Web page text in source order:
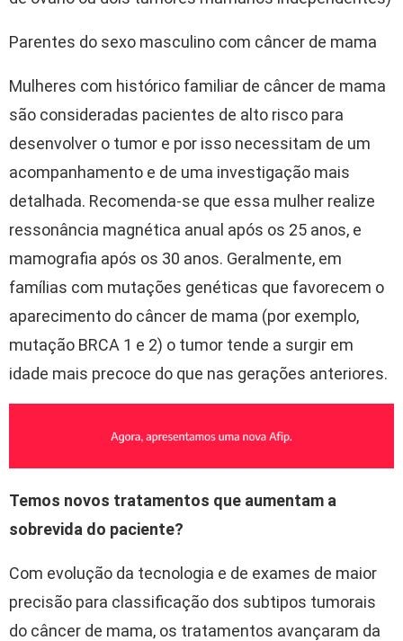
Parentes do sexo masculino com câncer de mama
Mulheres com histórico familiar de câncer de mama
são consideradas pacientes de alto risco para
desenvolver o tumor e por isso necessitam de um
acompanhamento e de uma investigação mais
detalhada. Recomenda-se que essa mulher realize
ressonância magnética anual após os 25 anos, e
mamografia após os 30 anos. Geralmente, em
famílias com mutações genéticas que favorecem o
aparecimento do câncer de mama (por exemplo,
mutação BRCA 1 e 2) o tumor tende a surgir em
idade mais precoce do que nas gerações anteriores.
Temos novos tratamentos que aumentam a
sobrevida do paciente?
Com evolução da tecnologia e de exames de maior
precisão para classificação dos subtipos tumorais
do câncer de mama, os tratamentos avançaram da